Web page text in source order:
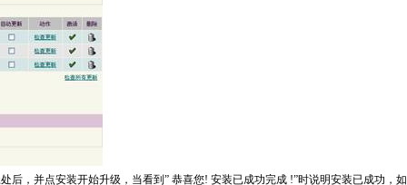
后，并点安装开始升级，当看到” 恭喜您! 安装已成功完成 !”时说明安装已成功，